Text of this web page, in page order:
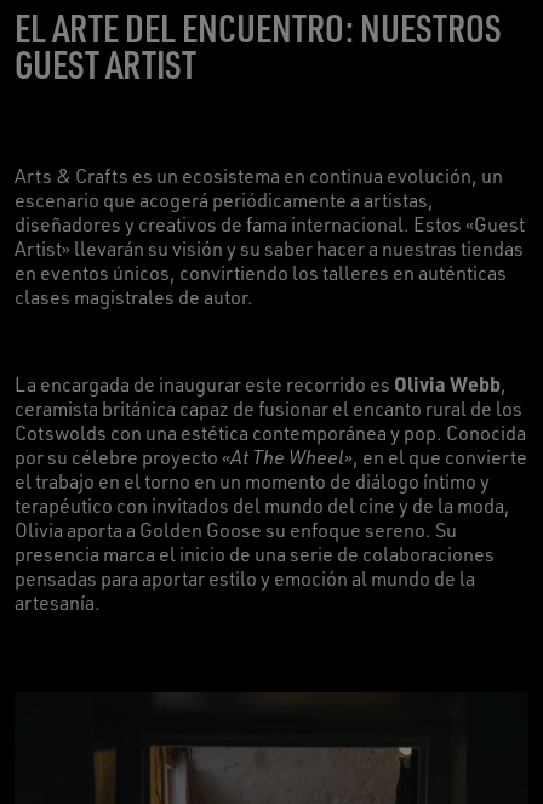
EL ARTE DEL ENCUENTRO: NUESTROS
GUEST ARTIST
Arts & Crafts es un ecosistema en continua evolución, un
escenario que acogerá periódicamente a artistas,
diseñadores y creativos de fama internacional. Estos «Guest
Artist» llevarán su visión y su saber hacer a nuestras tiendas
en eventos únicos, convirtiendo los talleres en auténticas
clases magistrales de autor.
La encargada de inaugurar este recorrido es Olivia Webb,
ceramista británica capaz de fusionar el encanto rural de los
Cotswolds con una estética contemporánea y pop. Conocida
por su célebre proyecto «At The Wheel», en el que convierte
el trabajo en el torno en un momento de diálogo íntimo y
terapéutico con invitados del mundo del cine y de la moda,
Olivia aporta a Golden Goose su enfoque sereno. Su
presencia marca el inicio de una serie de colaboraciones
pensadas para aportar estilo y emoción al mundo de la
artesanía.